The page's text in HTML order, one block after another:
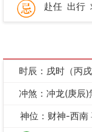
赴任 出行
时辰：戌时（丙戌
冲煞：冲龙(庚辰)
神位：财神-西